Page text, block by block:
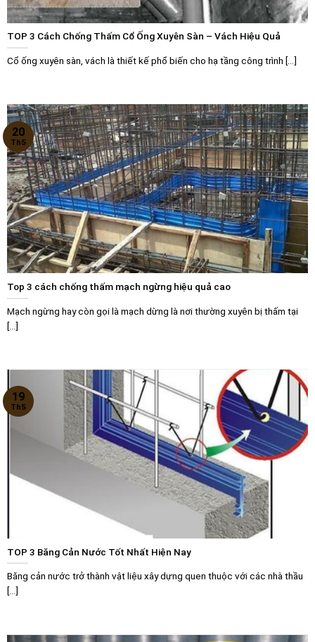
TOP 3 Cách Chống Thấm Cổ Ống Xuyên Sàn – Vách Hiệu Quả
Cổ ống xuyên sàn, vách là thiết kế phổ biến cho hạ tầng công trình [...]
Top 3 cách chống thấm mạch ngừng hiệu quả cao
Mạch ngừng hay còn gọi là mạch dừng là nơi thường xuyên bị thấm tại
[...]
20
Th5
TOP 3 Băng Cản Nước Tốt Nhất Hiện Nay
Băng cản nước trở thành vật liệu xây dựng quen thuộc với các nhà thầu
[...]
19
Th5